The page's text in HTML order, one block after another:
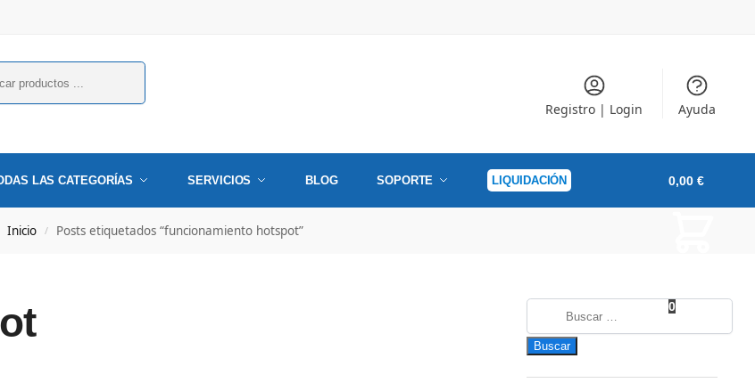
Registro | Login Ayuda
LAS CATEGORÍAS SERVICIOS BLOG SOPORTE LIQUIDACIÓN 0,00 €
0
Inicio / Posts etiquetados “funcionamiento hotspot”